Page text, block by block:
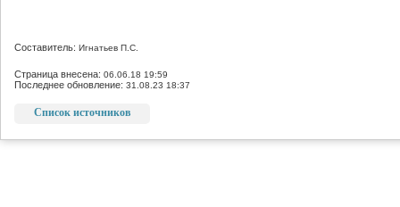
Составитель: Игнатьев П.С.
Страница внесена: 06.06.18 19:59
Последнее обновление: 31.08.23 18:37
Список источников